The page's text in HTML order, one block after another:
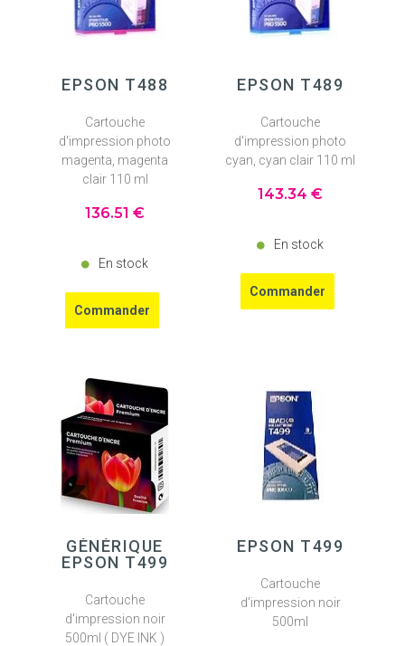
EPSON T488
Cartouche
d'impression photo
magenta, magenta
clair 110 ml
136.51 €
En stock
EPSON T489
Cartouche
d'impression photo
cyan, cyan clair 110 ml
143.34 €
En stock
GÉNÉRIQUE
EPSON T499
Cartouche
d'impression noir
500ml ( DYE INK )
EPSON T499
Cartouche
d'impression noir
500ml